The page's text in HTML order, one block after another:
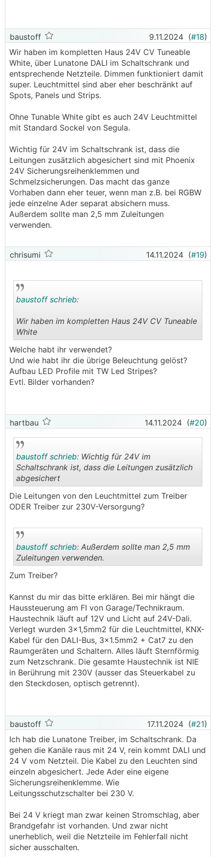
baustoff 9.11.2024 (#18)
Wir haben im kompletten Haus 24V CV Tuneable
White, über Lunatone DALI im Schaltschrank und
entsprechende Netzteile. Dimmen funktioniert damit
super. Leuchtmittel sind aber eher beschränkt auf
Spots, Panels und Strips.
Ohne Tunable White gibt es auch 24V Leuchtmittel
mit Standard Sockel von Segula.
Wichtig für 24V im Schaltschrank ist, dass die
Leitungen zusätzlich abgesichert sind mit Phoenix
24V Sicherungsreihenklemmen und
Schmelzsicherungen. Das macht das ganze
Vorhaben dann eher teuer, wenn man z.B. bei RGBW
jede einzelne Ader separat absichern muss.
Außerdem sollte man 2,5 mm Zuleitungen
verwenden.
chrisumi 14.11.2024 (#19)
..
baustoff schrieb:
Wir haben im kompletten Haus 24V CV Tuneable
White
Welche habt ihr verwendet?
Und wie habt ihr die übrige Beleuchtung gelöst?
Aufbau LED Profile mit TW Led Stripes?
Evtl. Bilder vorhanden?
hartbau 14.11.2024 (#20)
..
baustoff schrieb: Wichtig für 24V im
Schaltschrank ist, dass die Leitungen zusätzlich
abgesichert
Die Leitungen von den Leuchtmittel zum Treiber
ODER Treiber zur 230V-Versorgung?
baustoff schrieb: Außerdem sollte man 2,5 mm
Zuleitungen verwenden.
Zum Treiber?
Kannst du mir das bitte erklären. Bei mir hängt die
Haussteuerung am FI von Garage/Technikraum.
Haustechnik läuft auf 12V und Licht auf 24V-Dali.
Verlegt wurden 3x1,5mm2 für die Leuchtmittel, KNX-
Kabel für den DALI-Bus, 3x1.5mm2 + Cat7 zu den
Raumgeräten und Schaltern. Alles läuft Sternförmig
zum Netzschrank. Die gesamte Haustechnik ist NIE
in Berührung mit 230V (ausser das Steuerkabel zu
den Steckdosen, optisch getrennt).
baustoff 17.11.2024 (#21)
Ich hab die Lunatone Treiber, im Schaltschrank. Da
gehen die Kanäle raus mit 24 V, rein kommt DALI und
24 V vom Netzteil. Die Kabel zu den Leuchten sind
einzeln abgesichert. Jede Ader eine eigene
Sicherungsreihenklemme. Wie
Leitungsschutzschalter bei 230 V.
Bei 24 V kriegt man zwar keinen Stromschlag, aber
Brandgefahr ist vorhanden. Und zwar nicht
unerheblich, weil die Netzteile im Fehlerfall nicht
sicher ausschalten.